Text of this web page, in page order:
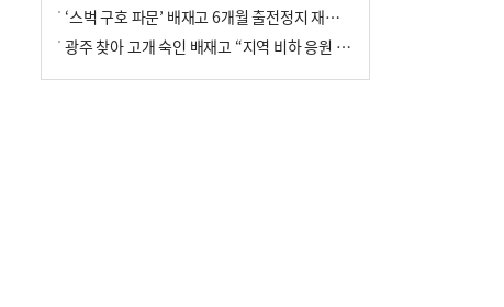
‘스벅 구호 파문’ 배재고 6개월 출전정지 재심 신청키로
광주 찾아 고개 숙인 배재고 “지역 비하 응원 잘못”(종합)